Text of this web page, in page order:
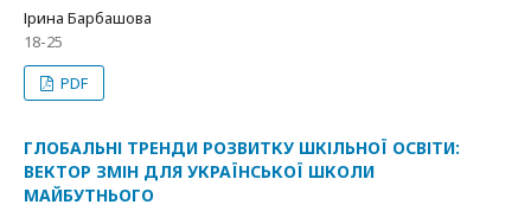
Ірина Барбашова
18-25
PDF
ГЛОБАЛЬНІ ТРЕНДИ РОЗВИТКУ ШКІЛЬНОЇ ОСВІТИ:
ВЕКТОР ЗМІН ДЛЯ УКРАЇНСЬКОЇ ШКОЛИ
МАЙБУТНЬОГО